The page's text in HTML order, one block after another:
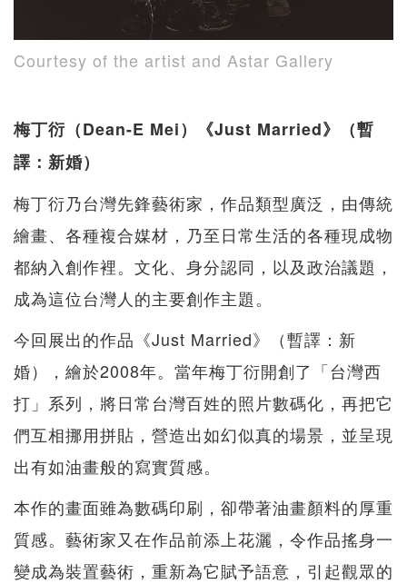
Courtesy of the artist and Astar Gallery
梅丁衍（Dean-E Mei）《Just Married》（暫
譯：新婚）
梅丁衍乃台灣先鋒藝術家，作品類型廣泛，由傳統
繪畫、各種複合媒材，乃至日常生活的各種現成物
都納入創作裡。文化、身分認同，以及政治議題，
成為這位台灣人的主要創作主題。
今回展出的作品《Just Married》（暫譯：新
婚），繪於2008年。當年梅丁衍開創了「台灣西
打」系列，將日常台灣百姓的照片數碼化，再把它
們互相挪用拼貼，營造出如幻似真的場景，並呈現
出有如油畫般的寫實質感。
本作的畫面雖為數碼印刷，卻帶著油畫顏料的厚重
質感。藝術家又在作品前添上花灑，令作品搖身一
變成為裝置藝術，重新為它賦予語意，引起觀眾的